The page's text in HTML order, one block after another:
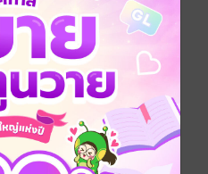
นรับปีใหม่ เราชาวไทยได้มา
ป็นการเริ่มต้นสิ่งดี ๆ ให้เกิด
ตั้งใจดี จะเป็นพลังส่งให้
ของเรา
จ ของหลายหน่วยงาน อาทิ
คม สำนักงานพระพุทธ
ธิการ มูลนิธิวัดปัญญา
เหล้า ยุวพุทธิกสมาคมแห่ง